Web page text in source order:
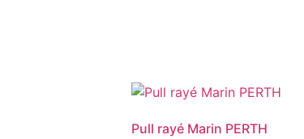
Pull rayé Marin PERTH